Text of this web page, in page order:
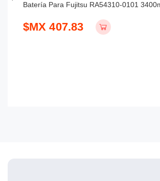
Batería Para Fujitsu RA54310-0101
$MX 407.83